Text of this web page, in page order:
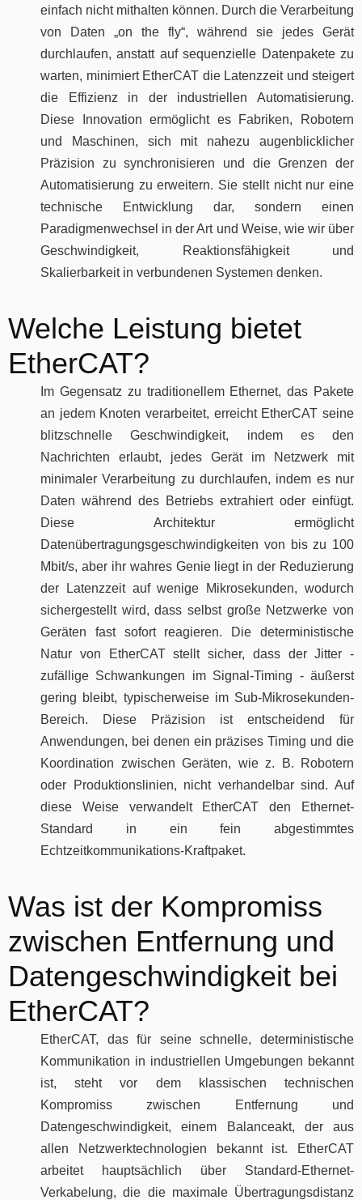
einfach nicht mithalten können. Durch die Verarbeitung
von Daten „on the fly“, während sie jedes Gerät
durchlaufen, anstatt auf sequenzielle Datenpakete zu
warten, minimiert EtherCAT die Latenzzeit und steigert
die Effizienz in der industriellen Automatisierung.
Diese Innovation ermöglicht es Fabriken, Robotern
und Maschinen, sich mit nahezu augenblicklicher
Präzision zu synchronisieren und die Grenzen der
Automatisierung zu erweitern. Sie stellt nicht nur eine
technische Entwicklung dar, sondern einen
Paradigmenwechsel in der Art und Weise, wie wir über
Geschwindigkeit, Reaktionsfähigkeit und
Skalierbarkeit in verbundenen Systemen denken.
Welche Leistung bietet
EtherCAT?
Im Gegensatz zu traditionellem Ethernet, das Pakete
an jedem Knoten verarbeitet, erreicht EtherCAT seine
blitzschnelle Geschwindigkeit, indem es den
Nachrichten erlaubt, jedes Gerät im Netzwerk mit
minimaler Verarbeitung zu durchlaufen, indem es nur
Daten während des Betriebs extrahiert oder einfügt.
Diese Architektur ermöglicht
Datenübertragungsgeschwindigkeiten von bis zu 100
Mbit/s, aber ihr wahres Genie liegt in der Reduzierung
der Latenzzeit auf wenige Mikrosekunden, wodurch
sichergestellt wird, dass selbst große Netzwerke von
Geräten fast sofort reagieren. Die deterministische
Natur von EtherCAT stellt sicher, dass der Jitter -
zufällige Schwankungen im Signal-Timing - äußerst
gering bleibt, typischerweise im Sub-Mikrosekunden-
Bereich. Diese Präzision ist entscheidend für
Anwendungen, bei denen ein präzises Timing und die
Koordination zwischen Geräten, wie z. B. Robotern
oder Produktionslinien, nicht verhandelbar sind. Auf
diese Weise verwandelt EtherCAT den Ethernet-
Standard in ein fein abgestimmtes
Echtzeitkommunikations-Kraftpaket.
Was ist der Kompromiss
zwischen Entfernung und
Datengeschwindigkeit bei
EtherCAT?
EtherCAT, das für seine schnelle, deterministische
Kommunikation in industriellen Umgebungen bekannt
ist, steht vor dem klassischen technischen
Kompromiss zwischen Entfernung und
Datengeschwindigkeit, einem Balanceakt, der aus
allen Netzwerktechnologien bekannt ist. EtherCAT
arbeitet hauptsächlich über Standard-Ethernet-
Verkabelung, die die maximale Übertragungsdistanz